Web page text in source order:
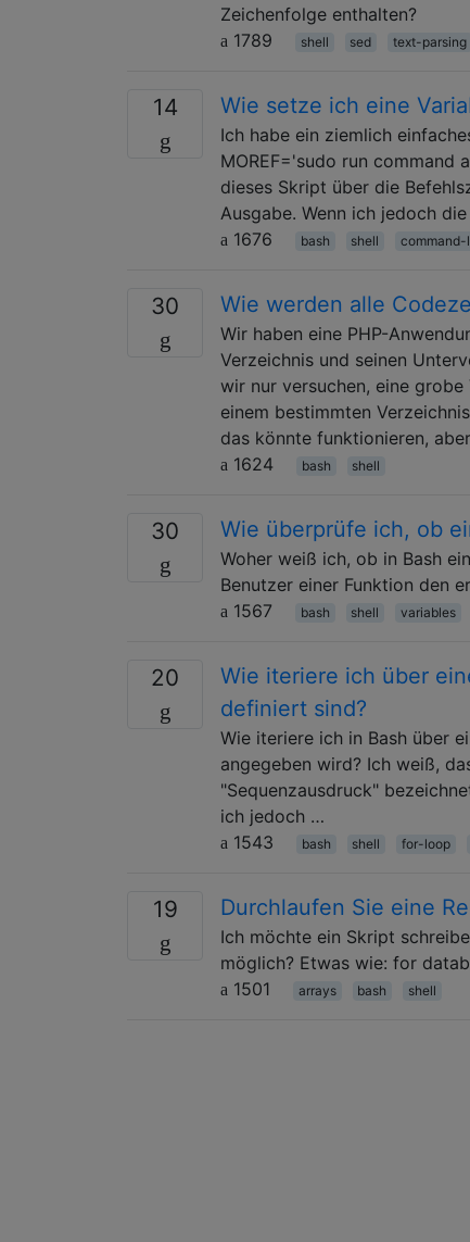
Zeichenfolge enthalten?
1789
shell sed text-parsing
14 Wie setze ich eine
Ich habe ein ziemlich
MOREF='sudo run command
dieses Skript über die
Ausgabe. Wenn ich jedoch
1676
bash shell command-
30 Wie werden alle
Wir haben eine PHP-
Verzeichnis und seinen
wir nur versuchen, eine
einem bestimmten
das könnte funktionieren,
1624
bash shell
30 Wie überprüfe ich, ob
Woher weiß ich, ob in Bash
Benutzer einer Funktion den
1567
bash shell variables
20
Wie iteriere ich über
definiert sind?
Wie iteriere ich in Bash über
angegeben wird? Ich weiß,
"Sequenzausdruck"
ich jedoch …
1543
bash shell for-loop
19 Durchlaufen Sie eine
Ich möchte ein Skript
möglich? Etwas wie: for
1501
arrays bash shell